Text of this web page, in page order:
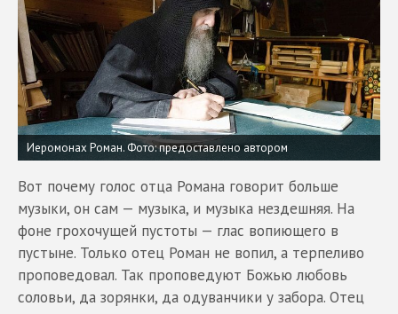
Иеромонах Роман.Фото: предоставлено автором
Вот почему голос отца Романа говорит больше
музыки, он сам — музыка, и музыка нездешняя. На
фоне грохочущей пустоты — глас вопиющего в
пустыне. Только отец Роман не вопил, а терпеливо
проповедовал. Так проповедуют Божью любовь
соловьи, да зорянки, да одуванчики у забора. Отец